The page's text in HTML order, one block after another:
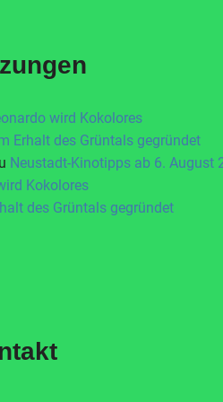
wird Kokolores
Erhalt des Grüntals gegründet
Neustadt-Kinotipps ab 6. August
Kokolores
des Grüntals gegründet